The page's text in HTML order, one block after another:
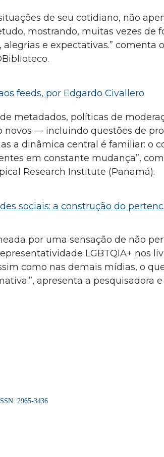
de seu cotidiano, não
mostrando, muitas vezes de
e expectativas.” comenta
feeds, por Edgardo Civallero
metadados, políticas de
novos — incluindo questões de
a dinâmica central é familiar: o
em constante mudança”,
Research Institute (Panamá).
sociais: a construção do
por uma sensação de não
LGBTQIA+ nos
como nas demais mídias, o
apresenta a pesquisadora
2965-3436